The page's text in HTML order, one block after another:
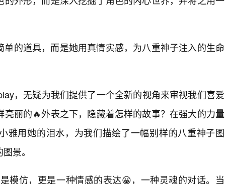
单的道具，而是她用真情实感，为八重神子注入的生命
，无疑为我们提供了一个全新的视角来审视我们喜爱
丽的🔥外表之下，隐藏着怎样的故事？在强大的力量
雅用她的泪水，为我们描绘了一幅别样的八重神子图
景。
模仿，更是一种情感的表达😀，一种灵魂的对话。当